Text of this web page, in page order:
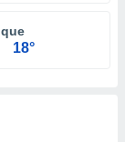
18°